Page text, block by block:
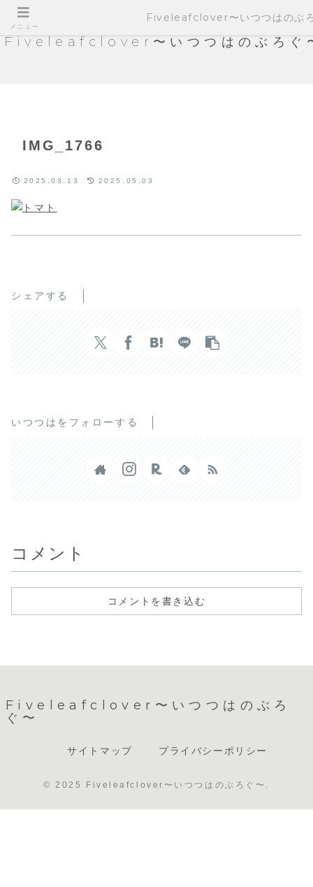
Fiveleafclover〜いつつはのぶろぐ
IMG_1766
2025.03.13 2025.05.03
シェアする
いつつはをフォローする
コメント
コメントを書き込む
Fiveleafclover〜いつつはのぶろ
ぐ〜
サイトマップ プライバシーポリシー
© 2025 Fiveleafclover〜いつつはのぶろぐ〜.
メニュー
Fiveleafclover〜いつつはのぶ